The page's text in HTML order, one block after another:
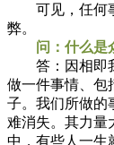
可见，任何事
弊。
问：什么是
答：因相即我
做一件事情、包
子。我们所做的
难消失。其力量
中，有些人一生